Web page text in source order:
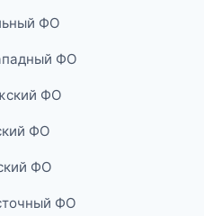
ФО
ФО
ФО
ФО
ФО
ФО